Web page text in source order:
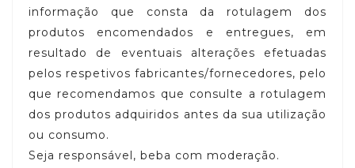
informação que consta da rotulagem dos
produtos encomendados e entregues, em
resultado de eventuais alterações efetuadas
pelos respetivos fabricantes/fornecedores, pelo
que recomendamos que consulte a rotulagem
dos produtos adquiridos antes da sua utilização
ou consumo.
Seja responsável, beba com moderação.